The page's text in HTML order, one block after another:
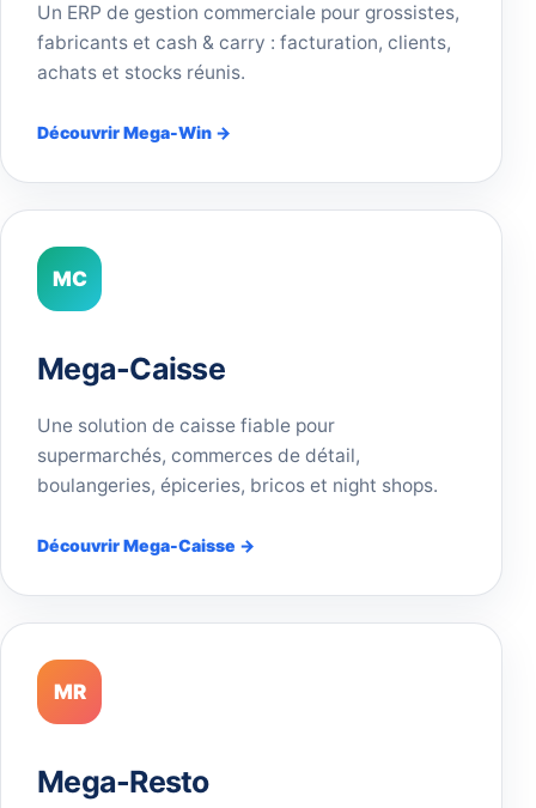
Un ERP de gestion commerciale pour grossistes,
fabricants et cash & carry : facturation, clients,
achats et stocks réunis.
Découvrir Mega-Win →
MC
Mega-Caisse
Une solution de caisse fiable pour
supermarchés, commerces de détail,
boulangeries, épiceries, bricos et night shops.
Découvrir Mega-Caisse →
MR
Mega-Resto